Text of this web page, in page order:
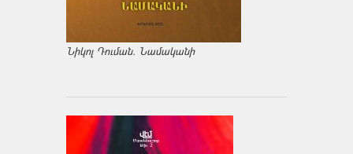
Նիկոլ Դուման. Նամականի